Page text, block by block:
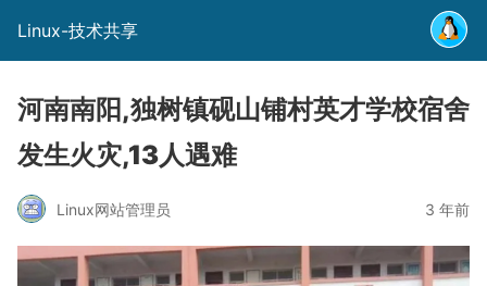
Linux-技术共享
河南南阳,独树镇砚山铺村英才学校宿舍
发生火灾,13人遇难
Linux网站管理员 3 年前